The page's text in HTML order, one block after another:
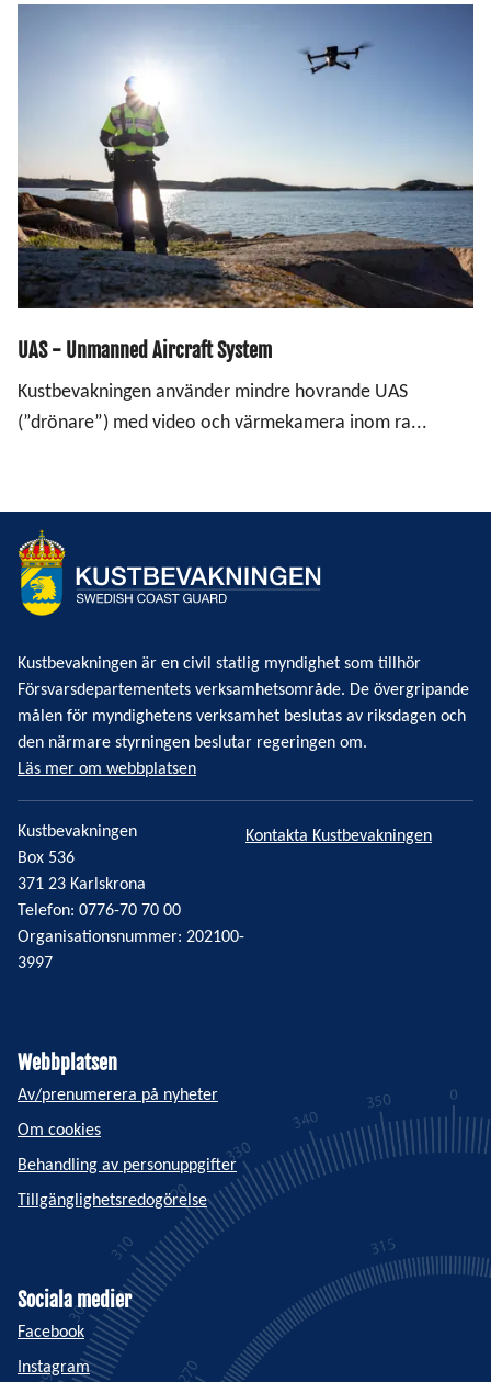
UAS - Unmanned Aircraft System
Kustbevakningen använder mindre hovrande UAS
(”drönare”) med video och värmekamera inom ra...
Kustbevakningen är en civil statlig myndighet som tillhör
Försvarsdepartementets verksamhetsområde. De övergripande
målen för myndighetens verksamhet beslutas av riksdagen och
den närmare styrningen beslutar regeringen om.
Läs mer om webbplatsen
Kustbevakningen
Box 536
371 23 Karlskrona
Telefon: 0776-70 70 00
Organisationsnummer: 202100-
3997
Kontakta Kustbevakningen
Webbplatsen
Av/prenumerera på nyheter
Om cookies
Behandling av personuppgifter
Tillgänglighetsredogörelse
Sociala medier
Facebook
Instagram